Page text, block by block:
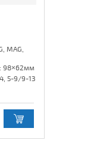
MAG,
98×62мм
5-9/9-13